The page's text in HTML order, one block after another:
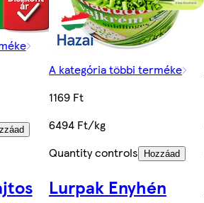
A kategória többi terméke
1169 Ft
6494 Ft/kg
Quantity controls
Hozzáad
Lurpak Enyhén